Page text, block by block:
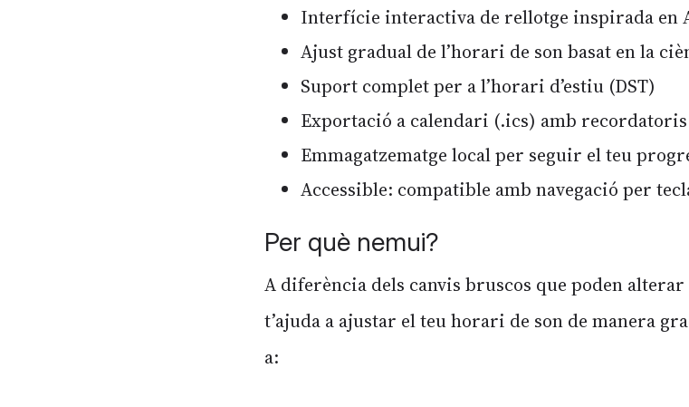
Interfície interactiva de rellotge inspirada en
Ajust gradual de l’horari de son basat en la
Suport complet per a l’horari d’estiu (DST)
Exportació a calendari (.ics) amb
Emmagatzematge local per seguir el teu
Accessible: compatible amb navegació per
Per què nemui?
A diferència dels canvis bruscos que poden
t’ajuda a ajustar el teu horari de son de manera
a: